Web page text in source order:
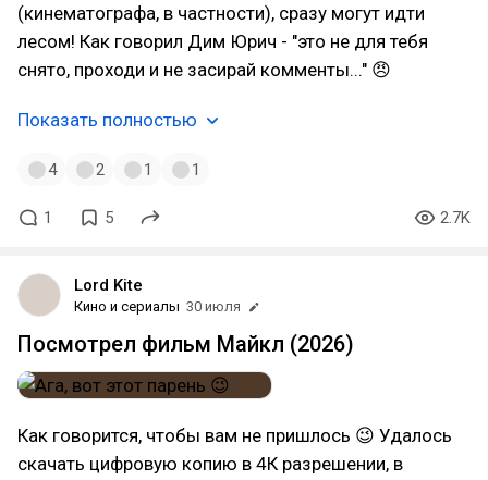
(кинематографа, в частности), сразу могут идти
лесом! Как говорил Дим Юрич - "это не для тебя
снято, проходи и не засирай комменты..." 😠
Показать полностью
4 2 1 1
1 5 2.7K
Lord Kite
Кино и сериалы 30 июля
Посмотрел фильм Майкл (2026)
Как говорится, чтобы вам не пришлось 😉 Удалось
скачать цифровую копию в 4К разрешении, в